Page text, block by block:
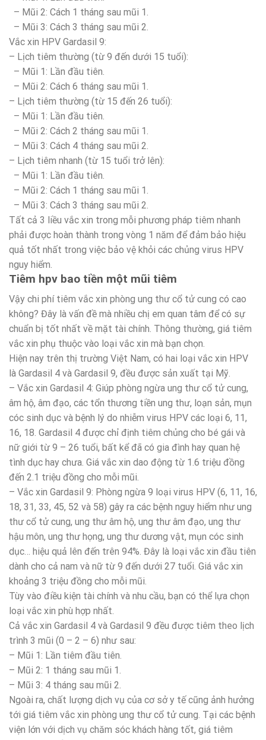
– Mũi 2: Cách 1 tháng sau mũi 1.
– Mũi 3: Cách 3 tháng sau mũi 2.
Vắc xin HPV Gardasil 9:
– Lịch tiêm thường (từ 9 đến dưới 15 tuổi):
– Mũi 1: Lần đầu tiên.
– Mũi 2: Cách 6 tháng sau mũi 1.
– Lịch tiêm thường (từ 15 đến 26 tuổi):
– Mũi 1: Lần đầu tiên.
– Mũi 2: Cách 2 tháng sau mũi 1.
– Mũi 3: Cách 4 tháng sau mũi 2.
– Lịch tiêm nhanh (từ 15 tuổi trở lên):
– Mũi 1: Lần đầu tiên.
– Mũi 2: Cách 1 tháng sau mũi 1.
– Mũi 3: Cách 3 tháng sau mũi 2.
Tất cả 3 liều vắc xin trong mỗi phương pháp tiêm nhanh
phải được hoàn thành trong vòng 1 năm để đảm bảo hiệu
quả tốt nhất trong việc bảo vệ khỏi các chủng virus HPV
nguy hiểm.
Tiêm hpv bao tiền một mũi tiêm
Vậy chi phí tiêm vắc xin phòng ung thư cổ tử cung có cao
không? Đây là vấn đề mà nhiều chị em quan tâm để có sự
chuẩn bị tốt nhất về mặt tài chính. Thông thường, giá tiêm
vắc xin phụ thuộc vào loại vắc xin mà bạn chọn.
Hiện nay trên thị trường Việt Nam, có hai loại vắc xin HPV
là Gardasil 4 và Gardasil 9, đều được sản xuất tại Mỹ.
– Vắc xin Gardasil 4: Giúp phòng ngừa ung thư cổ tử cung,
âm hộ, âm đạo, các tổn thương tiền ung thư, loạn sản, mụn
cóc sinh dục và bệnh lý do nhiễm virus HPV các loại 6, 11,
16, 18. Gardasil 4 được chỉ định tiêm chủng cho bé gái và
nữ giới từ 9 – 26 tuổi, bất kể đã có gia đình hay quan hệ
tình dục hay chưa. Giá vắc xin dao động từ 1.6 triệu đồng
đến 2.1 triệu đồng cho mỗi mũi.
– Vắc xin Gardasil 9: Phòng ngừa 9 loại virus HPV (6, 11, 16,
18, 31, 33, 45, 52 và 58) gây ra các bệnh nguy hiểm như ung
thư cổ tử cung, ung thư âm hộ, ung thư âm đạo, ung thư
hậu môn, ung thư họng, ung thư dương vật, mụn cóc sinh
dục… hiệu quả lên đến trên 94%. Đây là loại vắc xin đầu tiên
dành cho cả nam và nữ từ 9 đến dưới 27 tuổi. Giá vắc xin
khoảng 3 triệu đồng cho mỗi mũi.
Tùy vào điều kiện tài chính và nhu cầu, bạn có thể lựa chọn
loại vắc xin phù hợp nhất.
Cả vắc xin Gardasil 4 và Gardasil 9 đều được tiêm theo lịch
trình 3 mũi (0 – 2 – 6) như sau:
– Mũi 1: Lần tiêm đầu tiên.
– Mũi 2: 1 tháng sau mũi 1.
– Mũi 3: 4 tháng sau mũi 2.
Ngoài ra, chất lượng dịch vụ của cơ sở y tế cũng ảnh hưởng
tới giá tiêm vắc xin phòng ung thư cổ tử cung. Tại các bệnh
viện lớn với dịch vụ chăm sóc khách hàng tốt, giá tiêm